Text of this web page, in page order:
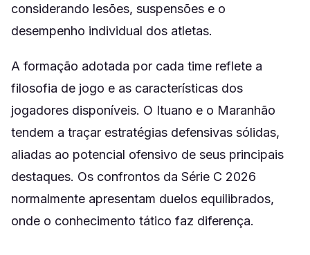
considerando lesões, suspensões e o
desempenho individual dos atletas.
A formação adotada por cada time reflete a
filosofia de jogo e as características dos
jogadores disponíveis. O Ituano e o Maranhão
tendem a traçar estratégias defensivas sólidas,
aliadas ao potencial ofensivo de seus principais
destaques. Os confrontos da Série C 2026
normalmente apresentam duelos equilibrados,
onde o conhecimento tático faz diferença.